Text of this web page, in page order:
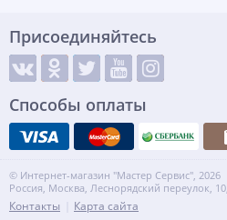
Присоединяйтесь
Способы оплаты
© Интернет-магазин "Мастер Сервис", 2026
Россия, Москва, Леснорядский переулок,
Контакты Карта сайта